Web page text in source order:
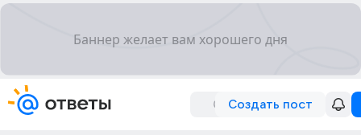
Создать пост